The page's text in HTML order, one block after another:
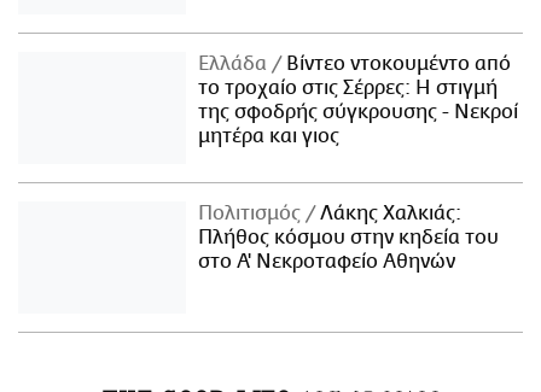
Ελλάδα
Βίντεο ντοκουμέντο από
το τροχαίο στις Σέρρες: Η στιγμή
της σφοδρής σύγκρουσης - Νεκροί
μητέρα και γιος
Πολιτισμός
Λάκης Χαλκιάς:
Πλήθος κόσμου στην κηδεία του
στο Α' Νεκροταφείο Αθηνών